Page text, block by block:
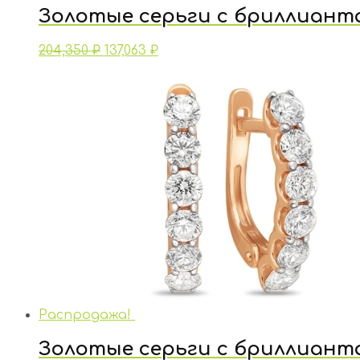
Золотые серьги с
204,350₽ 137,063 ₽
Распродажа!
Золотые серьги с